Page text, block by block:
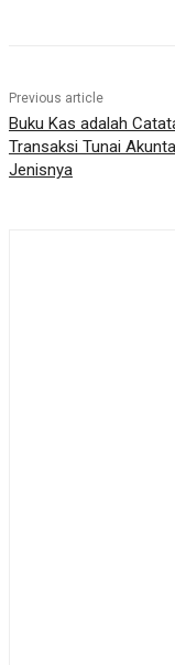
Previous article
Buku Kas adalah
Transaksi Tunai
Jenisnya